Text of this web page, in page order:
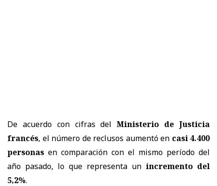
De acuerdo con cifras delMinisterio de Justicia
francés, el número de reclusos aumentó en casi 4.400
personas en comparación con el mismo período del
año pasado, lo que representa un incremento del
5,2%.